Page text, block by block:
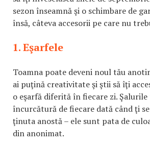
sezon înseamnă şi o schimbare de
însă, câteva accesorii pe care nu
1. Eşarfele
Toamna poate deveni noul tău
ai puţină creativitate şi ştii să îţi
o eşarfă diferită în fiecare zi.
încurcătură de fiecare dată când ţi
ţinuta anostă – ele sunt pata de
din anonimat.